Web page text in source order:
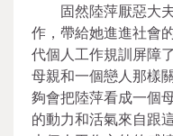
固然陸萍厭惡大
作，帶給她進進社會
代個人工作規訓屏障
母親和一個戀人那樣
夠會把陸萍看成一個
的動力和活氣來自跟